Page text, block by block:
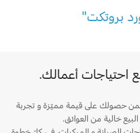
بروتكت"
احتياجات أعمالك.
حصولك على قيمة مميّزة و تجربة
خالية من العوائق.